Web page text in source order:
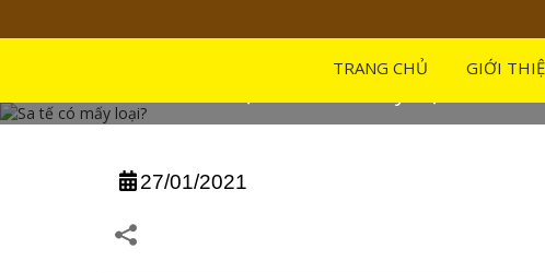
TRANG CHỦ GIỚI
đang có mặt
27/01/2021